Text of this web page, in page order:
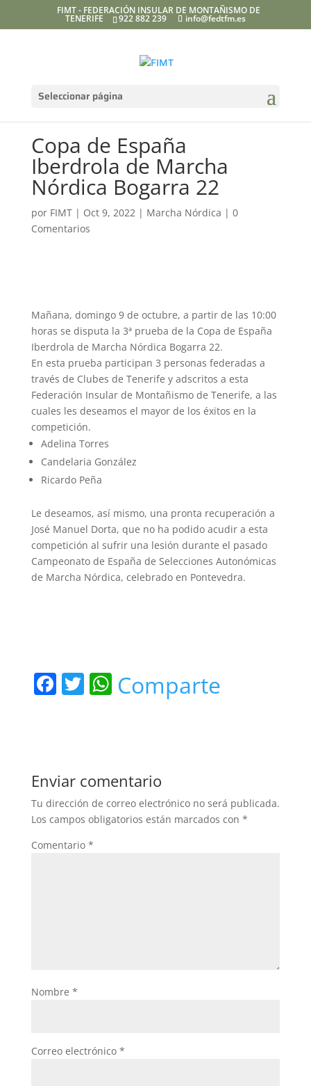
FIMT - FEDERACIÓN INSULAR DE MONTAÑISMO DE
TENERIFE 922 882 239 info@fedtfm.es
Seleccionar página
Copa de España
Iberdrola de Marcha
Nórdica Bogarra 22
por FIMT| Oct 9, 2022| Marcha Nórdica | 0
Comentarios
Mañana, domingo 9 de octubre, a partir de las 10:00
horas se disputa la 3ª prueba de la Copa de España
Iberdrola de Marcha Nórdica Bogarra 22.
En esta prueba participan 3 personas federadas a
través de Clubes de Tenerife y adscritos a esta
Federación Insular de Montañismo de Tenerife, a las
cuales les deseamos el mayor de los éxitos en la
competición.
Adelina Torres
Candelaria González
Ricardo Peña
Le deseamos, así mismo, una pronta recuperación a
José Manuel Dorta, que no ha podido acudir a esta
competición al sufrir una lesión durante el pasado
Campeonato de España de Selecciones Autonómicas
de Marcha Nórdica, celebrado en Pontevedra.
F
b
o
o
k
T W
A
p
p
Comparte
Enviar comentario
Tu dirección de correo electrónico no será publicada.
Los campos obligatorios están marcados con *
Comentario *
Nombre *
Correo electrónico *